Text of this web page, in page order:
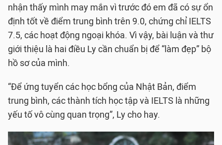
nhận thấy mình may mắn vì trước đó em đã có sự ổn
định tốt về điểm trung bình trên 9.0, chứng chỉ IELTS
7.5, các hoạt động ngoại khóa. Vì vậy, bài luận và thư
giới thiệu là hai điều Ly cần chuẩn bị để “làm đẹp” bộ
hồ sơ của mình.
“Để ứng tuyển các học bổng của Nhật Bản, điểm
trung bình, các thành tích học tập và IELTS là những
yếu tố vô cùng quan trọng”, Ly cho hay.